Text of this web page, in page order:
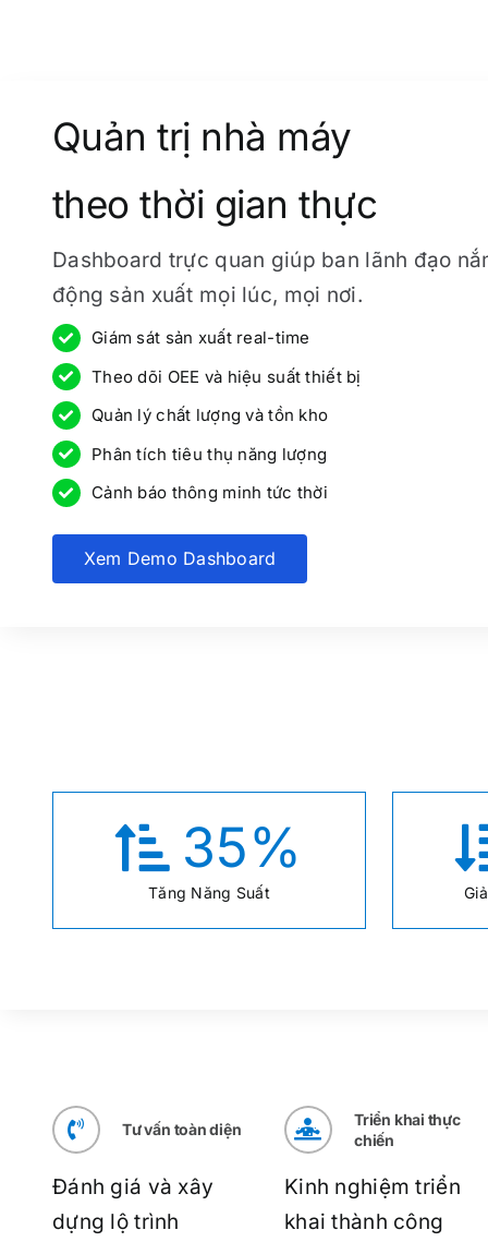
Quản trị nhà máy
theo thời gian thực
Dashboard trực quan giúp ban lãnh đạo
động sản xuất mọi lúc, mọi nơi.
Giám sát sản xuất real-time
Theo dõi OEE và hiệu suất thiết bị
Quản lý chất lượng và tồn kho
Phân tích tiêu thụ năng lượng
Cảnh báo thông minh tức thời
Xem Demo Dashboard
35%
Tăng Năng Suất
Tư vấn toàn diện
Đánh giá và xây
dựng lộ trình
Triển khai thực
chiến
Kinh nghiệm triển
khai thành công